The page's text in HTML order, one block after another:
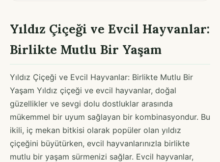
Yıldız Çiçeği ve Evcil Hayvanlar:
Birlikte Mutlu Bir Yaşam
Yıldız Çiçeği ve Evcil Hayvanlar: Birlikte Mutlu Bir
Yaşam Yıldız çiçeği ve evcil hayvanlar, doğal
güzellikler ve sevgi dolu dostluklar arasında
mükemmel bir uyum sağlayan bir kombinasyondur. Bu
ikili, iç mekan bitkisi olarak popüler olan yıldız
çiçeğini büyütürken, evcil hayvanlarınızla birlikte
mutlu bir yaşam sürmenizi sağlar. Evcil hayvanlar,